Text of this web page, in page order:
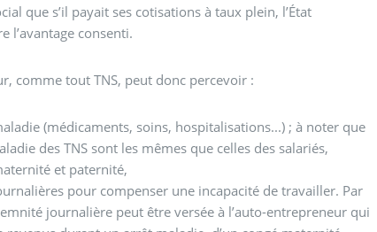
que s’il payait ses cotisations à taux plein, l’État
l’avantage consenti.
comme tout TNS, peut donc percevoir :
(médicaments, soins, hospitalisations...) ; à noter que
des TNS sont les mêmes que celles des salariés,
et paternité,
pour compenser une incapacité de travailler. Par
journalière peut être versée à l’auto-entrepreneur qui